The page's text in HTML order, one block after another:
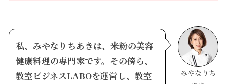
みやなりち
私、みやなりちあきは、米粉の美容
健康料理の専門家です。その傍ら、
教室ビジネスLABOを運営し、教室